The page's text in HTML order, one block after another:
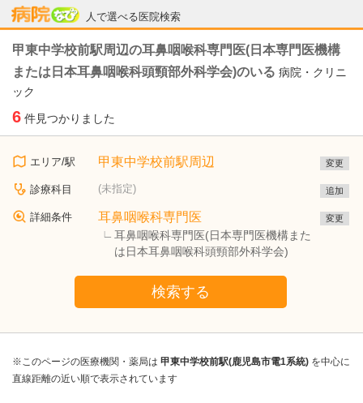
人で選べる医院検索
病院なび
甲東中学校前駅周辺の耳鼻咽喉科専門医(日本専門医機構
または日本耳鼻咽喉科頭頸部外科学会)のいる 病院・クリニ
ック
6 件見つかりました
エリア/駅 甲東中学校前駅周辺 変更
診療科目 (未指定) 追加
詳細条件 耳鼻咽喉科専門医
耳鼻咽喉科専門医(日本専門医機構また
は日本耳鼻咽喉科頭頸部外科学会)
変更
検索する
※このページの医療機関・薬局は 甲東中学校前駅(鹿児島市電1系統) を中心に
直線距離の近い順で表示されています